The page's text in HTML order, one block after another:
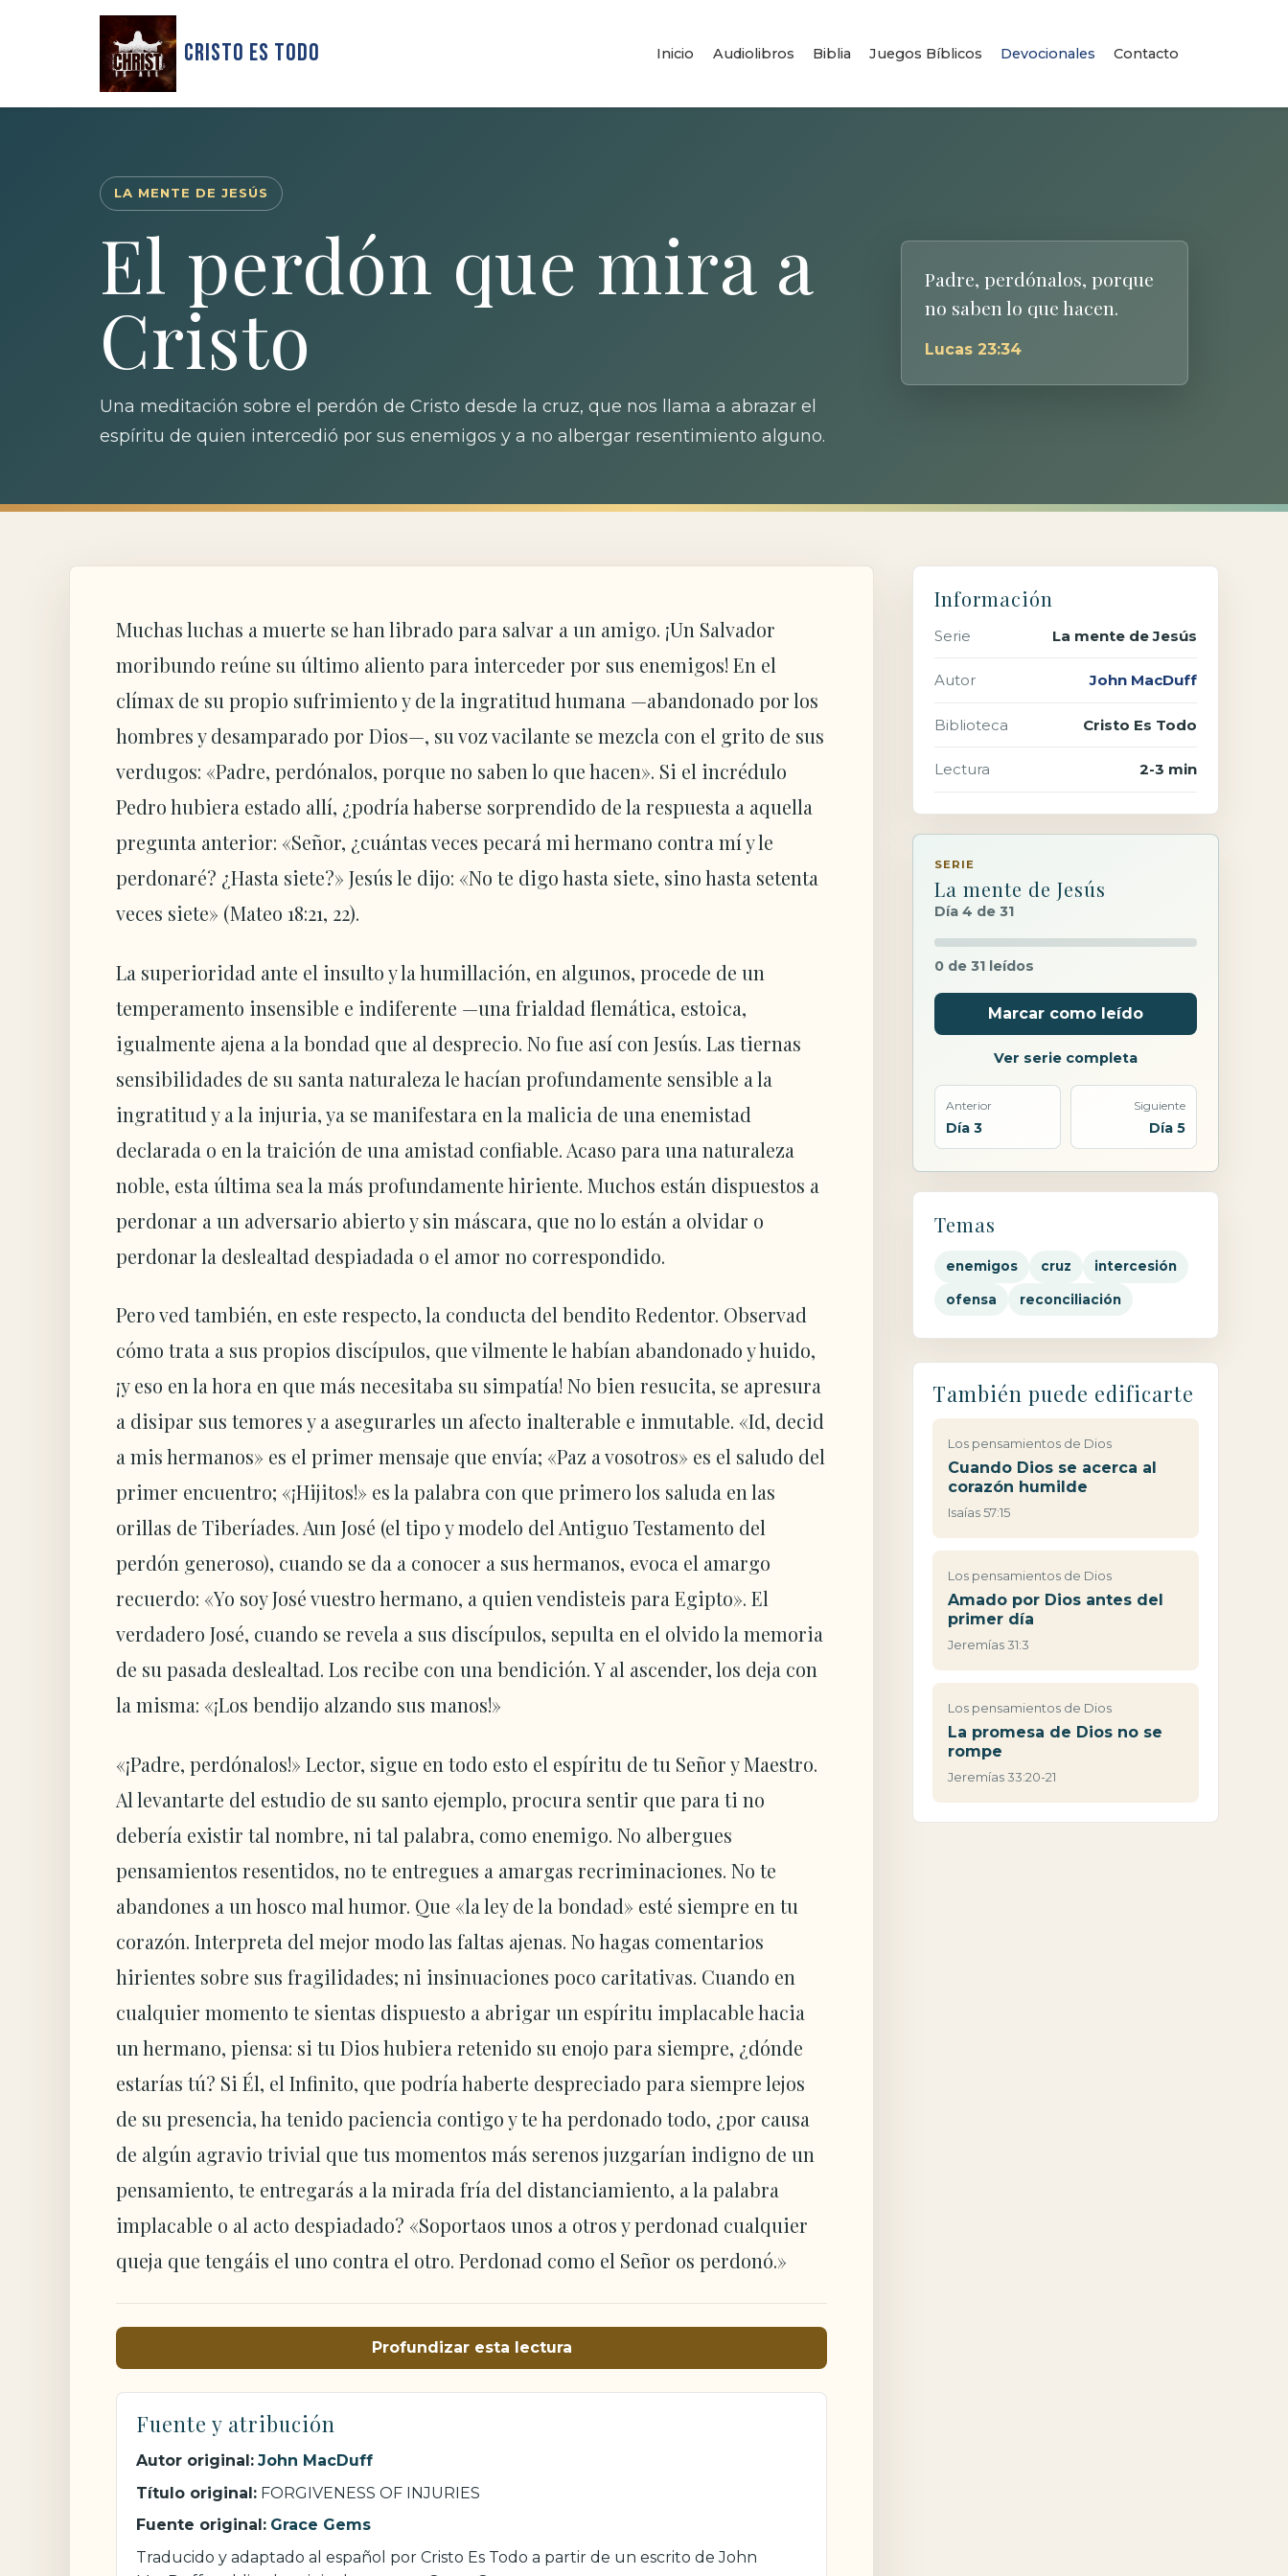
Cristo Es Todo Inicio Audiolibros Biblia Juegos Bíblicos Devocionales Contacto
LA MENTE DE JESÚS
El perdón que mira a
Cristo
Una meditación sobre el perdón de Cristo desde la cruz, que nos llama a abrazar el
espíritu de quien intercedió por sus enemigos y a no albergar resentimiento alguno.
Padre, perdónalos, porque
no saben lo que hacen.
Lucas 23:34
Muchas luchas a muerte se han librado para salvar a un amigo. ¡Un Salvador
moribundo reúne su último aliento para interceder por sus enemigos! En el
clímax de su propio sufrimiento y de la ingratitud humana —abandonado por los
hombres y desamparado por Dios—, su voz vacilante se mezcla con el grito de sus
verdugos: «Padre, perdónalos, porque no saben lo que hacen». Si el incrédulo
Pedro hubiera estado allí, ¿podría haberse sorprendido de la respuesta a aquella
pregunta anterior: «Señor, ¿cuántas veces pecará mi hermano contra mí y le
perdonaré? ¿Hasta siete?» Jesús le dijo: «No te digo hasta siete, sino hasta setenta
veces siete» (Mateo 18:21, 22).
La superioridad ante el insulto y la humillación, en algunos, procede de un
temperamento insensible e indiferente —una frialdad flemática, estoica,
igualmente ajena a la bondad que al desprecio. No fue así con Jesús. Las tiernas
sensibilidades de su santa naturaleza le hacían profundamente sensible a la
ingratitud y a la injuria, ya se manifestara en la malicia de una enemistad
declarada o en la traición de una amistad confiable. Acaso para una naturaleza
noble, esta última sea la más profundamente hiriente. Muchos están dispuestos a
perdonar a un adversario abierto y sin máscara, que no lo están a olvidar o
perdonar la deslealtad despiadada o el amor no correspondido.
Pero ved también, en este respecto, la conducta del bendito Redentor. Observad
cómo trata a sus propios discípulos, que vilmente le habían abandonado y huido,
¡y eso en la hora en que más necesitaba su simpatía! No bien resucita, se apresura
a disipar sus temores y a asegurarles un afecto inalterable e inmutable. «Id, decid
a mis hermanos» es el primer mensaje que envía; «Paz a vosotros» es el saludo del
primer encuentro; «¡Hijitos!» es la palabra con que primero los saluda en las
orillas de Tiberíades. Aun José (el tipo y modelo del Antiguo Testamento del
perdón generoso), cuando se da a conocer a sus hermanos, evoca el amargo
recuerdo: «Yo soy José vuestro hermano, a quien vendisteis para Egipto». El
verdadero José, cuando se revela a sus discípulos, sepulta en el olvido la memoria
de su pasada deslealtad. Los recibe con una bendición. Y al ascender, los deja con
la misma: «¡Los bendijo alzando sus manos!»
«¡Padre, perdónalos!» Lector, sigue en todo esto el espíritu de tu Señor y Maestro.
Al levantarte del estudio de su santo ejemplo, procura sentir que para ti no
debería existir tal nombre, ni tal palabra, como enemigo. No albergues
pensamientos resentidos, no te entregues a amargas recriminaciones. No te
abandones a un hosco mal humor. Que «la ley de la bondad» esté siempre en tu
corazón. Interpreta del mejor modo las faltas ajenas. No hagas comentarios
hirientes sobre sus fragilidades; ni insinuaciones poco caritativas. Cuando en
cualquier momento te sientas dispuesto a abrigar un espíritu implacable hacia
un hermano, piensa: si tu Dios hubiera retenido su enojo para siempre, ¿dónde
estarías tú? Si Él, el Infinito, que podría haberte despreciado para siempre lejos
de su presencia, ha tenido paciencia contigo y te ha perdonado todo, ¿por causa
de algún agravio trivial que tus momentos más serenos juzgarían indigno de un
pensamiento, te entregarás a la mirada fría del distanciamiento, a la palabra
implacable o al acto despiadado? «Soportaos unos a otros y perdonad cualquier
queja que tengáis el uno contra el otro. Perdonad como el Señor os perdonó.»
Profundizar esta lectura
Fuente y atribución
Autor original: John MacDuff
Título original: FORGIVENESS OF INJURIES
Fuente original: Grace Gems
Traducido y adaptado al español por Cristo Es Todo a partir de un escrito de John
Información
Serie La mente de Jesús
Autor John MacDuff
Biblioteca Cristo Es Todo
Lectura 2-3 min
SERIE
La mente de Jesús
Día 4 de 31
0 de 31 leídos
Marcar como leído
Ver serie completa
Anterior
Día 3
Siguiente
Día 5
Temas
enemigos cruz intercesión
ofensa reconciliación
También puede edificarte
Los pensamientos de Dios
Cuando Dios se acerca al
corazón humilde
Isaías 57:15
Los pensamientos de Dios
Amado por Dios antes del
primer día
Jeremías 31:3
Los pensamientos de Dios
La promesa de Dios no se
rompe
Jeremías 33:20-21